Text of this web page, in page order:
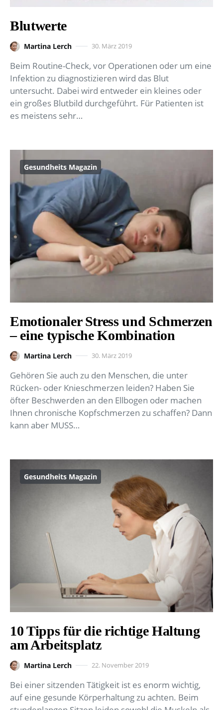
Blutwerte
Martina Lerch 30. März 2019
Beim Routine-Check, vor Operationen oder um eine
Infektion zu diagnostizieren wird das Blut
untersucht. Dabei wird entweder ein kleines oder
ein großes Blutbild durchgeführt. Für Patienten ist
es meistens sehr…
Gesundheits Magazin
Emotionaler Stress und Schmerzen
– eine typische Kombination
Martina Lerch 30. März 2019
Gehören Sie auch zu den Menschen, die unter
Rücken- oder Knieschmerzen leiden? Haben Sie
öfter Beschwerden an den Ellbogen oder machen
Ihnen chronische Kopfschmerzen zu schaffen? Dann
kann aber MUSS…
Gesundheits Magazin
10 Tipps für die richtige Haltung
am Arbeitsplatz
Martina Lerch 22. November 2019
Bei einer sitzenden Tätigkeit ist es enorm wichtig,
auf eine gesunde Körperhaltung zu achten. Beim